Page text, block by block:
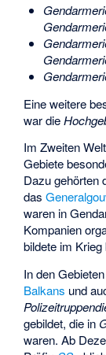
Eine weitere
war die
Im Zweiten
Gebiete
Dazu gehörten
das
waren in
Kompanien
bildete im
In den
Balkans und
gebildet, die in
waren. Ab